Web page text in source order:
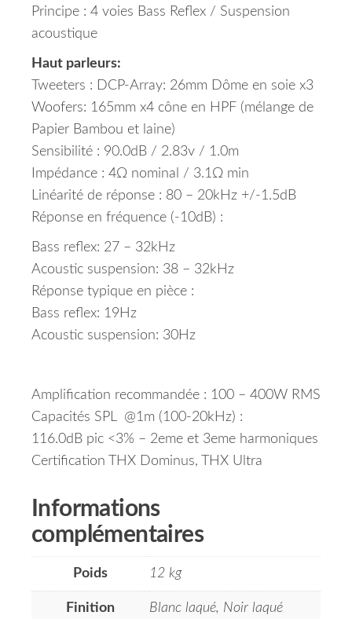
Principe : 4 voies Bass Reflex / Suspension
acoustique
Haut parleurs:
Tweeters : DCP-Array: 26mm Dôme en soie x3
Woofers: 165mm x4 cône en HPF (mélange de
Papier Bambou et laine)
Sensibilité : 90.0dB / 2.83v / 1.0m
Impédance : 4Ω nominal / 3.1Ω min
Linéarité de réponse : 80 – 20kHz +/-1.5dB
Réponse en fréquence (-10dB) :
Bass reflex: 27 – 32kHz
Acoustic suspension: 38 – 32kHz
Réponse typique en pièce :
Bass reflex: 19Hz
Acoustic suspension: 30Hz
Amplification recommandée : 100 – 400W RMS
Capacités SPL @1m (100-20kHz) :
116.0dB pic <3% – 2eme et 3eme harmoniques
Certification THX Dominus, THX Ultra
Informations
complémentaires
Poids 12 kg
Finition Blanc laqué, Noir laqué